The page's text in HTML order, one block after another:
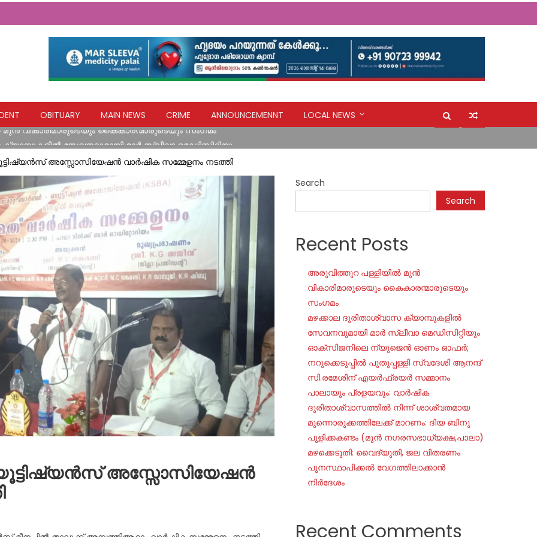
OBITUARY MAIN NEWS CRIME ANNOUNCEMENNT
LOCAL NEWS
ക്യാമ്പുകളിൽ സേവനവുമായി മാർ സ്ലീവാ മെഡിസിറ്റിയും
ദുരിതാശ്വാസത്തിൽ നിന്ന് ശാശ്വതമായ മുന്നൊരുക്കത്തിലേക്ക് മാറണം: ദിയ ബിനു പുളിക്കകണ്ടം (മുൻ
വിതരണം പുനസ്ഥാപിക്കൽ വേഗത്തിലാക്കാൻ നിർദേശം
വികാരിമാരുടെയും കൈകാരന്മാരുടെയും സംഗമം
അസ്സോസിയേഷൻ വാർഷിക സമ്മേളനം നടത്തി
അസ്സോസിയേഷൻ
Search
Search
Recent Posts
അരുവിത്തുറ പള്ളിയിൽ മുൻ
വികാരിമാരുടെയും കൈകാരന്മാരുടെയും
സംഗമം
മഴക്കാല ദുരിതാശ്വാസ ക്യാമ്പുകളിൽ
സേവനവുമായി മാർ സ്ലീവാ മെഡിസിറ്റിയും
ഓക്‌സിജനിലെ ന്യുജെന്‍ ഓണം ഓഫര്‍;
നറുക്കെടുപ്പില്‍ പുതുപ്പള്ളി സ്വദേശി ആനന്ദ്
സി.രമേശിന് എയര്‍ഫ്രയര്‍ സമ്മാനം
പാലായും പ്രളയവും: വാർഷിക
ദുരിതാശ്വാസത്തിൽ നിന്ന് ശാശ്വതമായ
മുന്നൊരുക്കത്തിലേക്ക് മാറണം: ദിയ ബിനു
പുളിക്കകണ്ടം (മുൻ നഗരസഭാധ്യക്ഷ,പാലാ)
മഴക്കെടുതി: വൈദ്യുതി, ജല വിതരണം
പുനസ്ഥാപിക്കൽ വേഗത്തിലാക്കാൻ
നിർദേശം
Recent Comments